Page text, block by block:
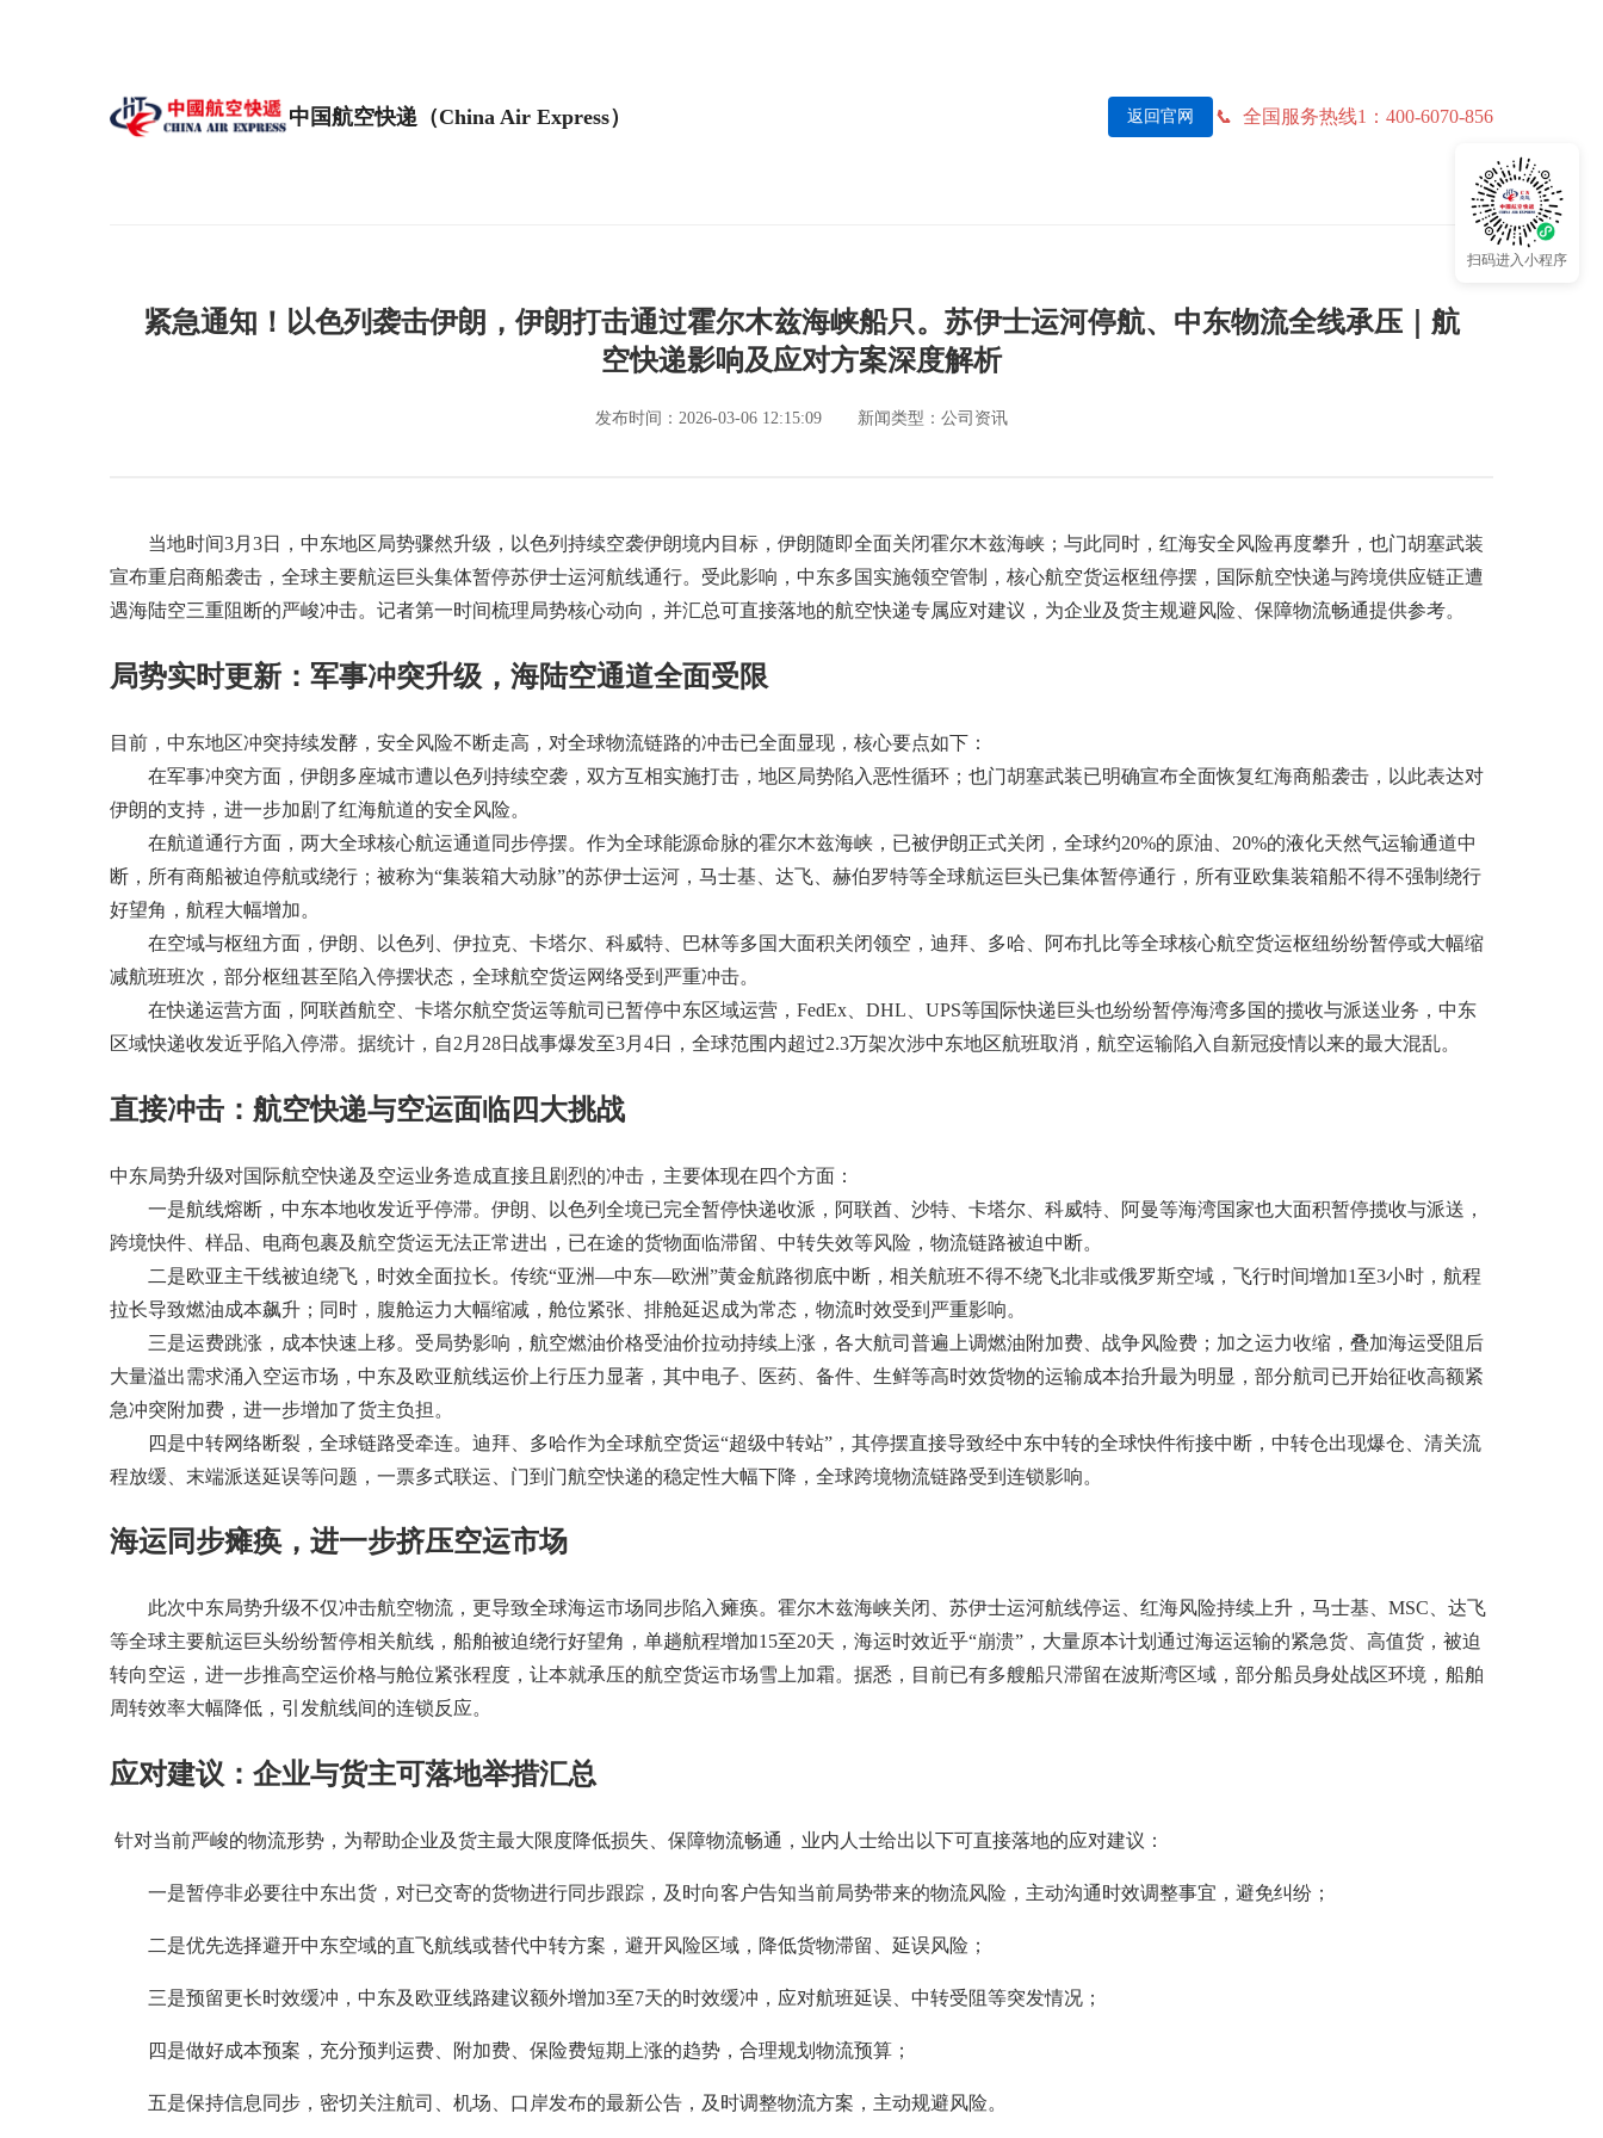
扫码进入小程序
中国航空快递（China Air Express） 返回官网 全国服务热线1：400-6070-856
紧急通知！以色列袭击伊朗，伊朗打击通过霍尔木兹海峡船只。苏伊士运河停航、中东物流全线承压｜航
空快递影响及应对方案深度解析
发布时间：2026-03-06 12:15:09 新闻类型：公司资讯
当地时间3月3日，中东地区局势骤然升级，以色列持续空袭伊朗境内目标，伊朗随即全面关闭霍尔木兹海峡；与此同时，红海安全风险再度攀升，也门胡塞武装
宣布重启商船袭击，全球主要航运巨头集体暂停苏伊士运河航线通行。受此影响，中东多国实施领空管制，核心航空货运枢纽停摆，国际航空快递与跨境供应链正遭
遇海陆空三重阻断的严峻冲击。记者第一时间梳理局势核心动向，并汇总可直接落地的航空快递专属应对建议，为企业及货主规避风险、保障物流畅通提供参考。
局势实时更新：军事冲突升级，海陆空通道全面受限
目前，中东地区冲突持续发酵，安全风险不断走高，对全球物流链路的冲击已全面显现，核心要点如下：
在军事冲突方面，伊朗多座城市遭以色列持续空袭，双方互相实施打击，地区局势陷入恶性循环；也门胡塞武装已明确宣布全面恢复红海商船袭击，以此表达对
伊朗的支持，进一步加剧了红海航道的安全风险。
在航道通行方面，两大全球核心航运通道同步停摆。作为全球能源命脉的霍尔木兹海峡，已被伊朗正式关闭，全球约20%的原油、20%的液化天然气运输通道中
断，所有商船被迫停航或绕行；被称为“集装箱大动脉”的苏伊士运河，马士基、达飞、赫伯罗特等全球航运巨头已集体暂停通行，所有亚欧集装箱船不得不强制绕行
好望角，航程大幅增加。
在空域与枢纽方面，伊朗、以色列、伊拉克、卡塔尔、科威特、巴林等多国大面积关闭领空，迪拜、多哈、阿布扎比等全球核心航空货运枢纽纷纷暂停或大幅缩
减航班班次，部分枢纽甚至陷入停摆状态，全球航空货运网络受到严重冲击。
在快递运营方面，阿联酋航空、卡塔尔航空货运等航司已暂停中东区域运营，FedEx、DHL、UPS等国际快递巨头也纷纷暂停海湾多国的揽收与派送业务，中东
区域快递收发近乎陷入停滞。据统计，自2月28日战事爆发至3月4日，全球范围内超过2.3万架次涉中东地区航班取消，航空运输陷入自新冠疫情以来的最大混乱。
直接冲击：航空快递与空运面临四大挑战
中东局势升级对国际航空快递及空运业务造成直接且剧烈的冲击，主要体现在四个方面：
一是航线熔断，中东本地收发近乎停滞。伊朗、以色列全境已完全暂停快递收派，阿联酋、沙特、卡塔尔、科威特、阿曼等海湾国家也大面积暂停揽收与派送，
跨境快件、样品、电商包裹及航空货运无法正常进出，已在途的货物面临滞留、中转失效等风险，物流链路被迫中断。
二是欧亚主干线被迫绕飞，时效全面拉长。传统“亚洲—中东—欧洲”黄金航路彻底中断，相关航班不得不绕飞北非或俄罗斯空域，飞行时间增加1至3小时，航程
拉长导致燃油成本飙升；同时，腹舱运力大幅缩减，舱位紧张、排舱延迟成为常态，物流时效受到严重影响。
三是运费跳涨，成本快速上移。受局势影响，航空燃油价格受油价拉动持续上涨，各大航司普遍上调燃油附加费、战争风险费；加之运力收缩，叠加海运受阻后
大量溢出需求涌入空运市场，中东及欧亚航线运价上行压力显著，其中电子、医药、备件、生鲜等高时效货物的运输成本抬升最为明显，部分航司已开始征收高额紧
急冲突附加费，进一步增加了货主负担。
四是中转网络断裂，全球链路受牵连。迪拜、多哈作为全球航空货运“超级中转站”，其停摆直接导致经中东中转的全球快件衔接中断，中转仓出现爆仓、清关流
程放缓、末端派送延误等问题，一票多式联运、门到门航空快递的稳定性大幅下降，全球跨境物流链路受到连锁影响。
海运同步瘫痪，进一步挤压空运市场
此次中东局势升级不仅冲击航空物流，更导致全球海运市场同步陷入瘫痪。霍尔木兹海峡关闭、苏伊士运河航线停运、红海风险持续上升，马士基、MSC、达飞
等全球主要航运巨头纷纷暂停相关航线，船舶被迫绕行好望角，单趟航程增加15至20天，海运时效近乎“崩溃”，大量原本计划通过海运运输的紧急货、高值货，被迫
转向空运，进一步推高空运价格与舱位紧张程度，让本就承压的航空货运市场雪上加霜。据悉，目前已有多艘船只滞留在波斯湾区域，部分船员身处战区环境，船舶
周转效率大幅降低，引发航线间的连锁反应。
应对建议：企业与货主可落地举措汇总
针对当前严峻的物流形势，为帮助企业及货主最大限度降低损失、保障物流畅通，业内人士给出以下可直接落地的应对建议：
一是暂停非必要往中东出货，对已交寄的货物进行同步跟踪，及时向客户告知当前局势带来的物流风险，主动沟通时效调整事宜，避免纠纷；
二是优先选择避开中东空域的直飞航线或替代中转方案，避开风险区域，降低货物滞留、延误风险；
三是预留更长时效缓冲，中东及欧亚线路建议额外增加3至7天的时效缓冲，应对航班延误、中转受阻等突发情况；
四是做好成本预案，充分预判运费、附加费、保险费短期上涨的趋势，合理规划物流预算；
五是保持信息同步，密切关注航司、机场、口岸发布的最新公告，及时调整物流方案，主动规避风险。